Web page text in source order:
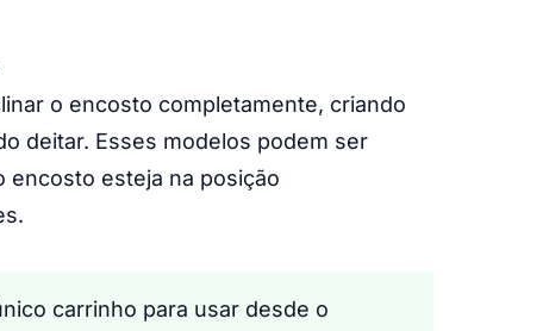
o encosto completamente, criando
deitar. Esses modelos podem ser
encosto esteja na posição
carrinho para usar desde o